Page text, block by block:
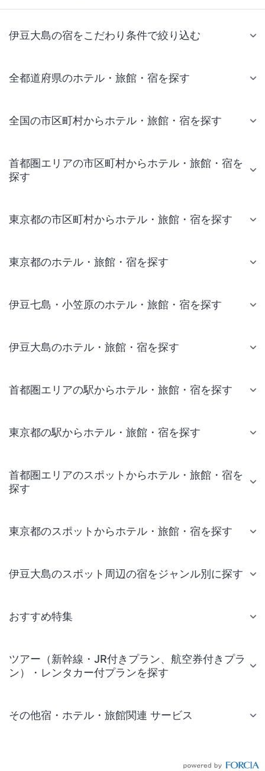
伊豆大島の宿をこだわり条件で絞り込む
全都道府県のホテル・旅館・宿を探す
全国の市区町村からホテル・旅館・宿を探す
首都圏エリアの市区町村からホテル・旅館・宿を
探す
東京都の市区町村からホテル・旅館・宿を探す
東京都のホテル・旅館・宿を探す
伊豆七島・小笠原のホテル・旅館・宿を探す
伊豆大島のホテル・旅館・宿を探す
首都圏エリアの駅からホテル・旅館・宿を探す
東京都の駅からホテル・旅館・宿を探す
首都圏エリアのスポットからホテル・旅館・宿を
探す
東京都のスポットからホテル・旅館・宿を探す
伊豆大島のスポット周辺の宿をジャンル別に探す
おすすめ特集
ツアー（新幹線・JR付きプラン、航空券付きプラ
ン）・レンタカー付プランを探す
その他宿・ホテル・旅館関連 サービス